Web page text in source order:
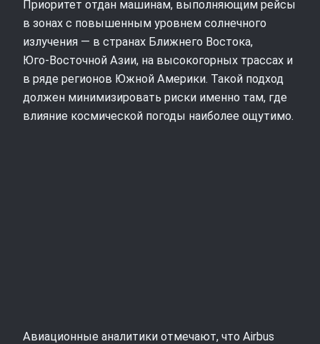
Приоритет отдан машинам, выполняющим рейсы
в зонах с повышенным уровнем солнечного
излучения — в странах Ближнего Востока,
Юго‑Восточной Азии, на высокогорных трассах и
в ряде регионов Южной Америки. Такой подход
должен минимизировать риски именно там, где
влияние космической погоды наиболее ощутимо.
Авиационные аналитики отмечают, что Airbus